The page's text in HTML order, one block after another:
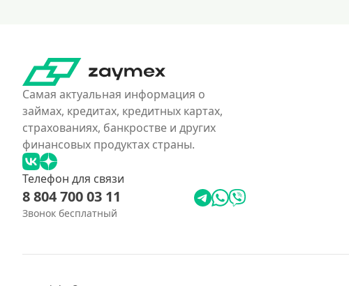
Самая актуальная информация о
займах, кредитах, кредитных картах,
страхованиях, банкростве и других
финансовых продуктах страны.
Телефон для связи
8 804 700 03 11
Звонок бесплатный